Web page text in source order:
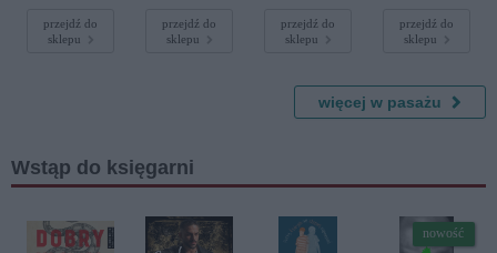
przejdź do
sklepu
przejdź do
sklepu
szlachetnym
i - Szary - M
przejdź do
sklepu
Srebrne
serce
przejdź do
sklepu
więcej w pasażu
Wstąp do księgarni
nowość